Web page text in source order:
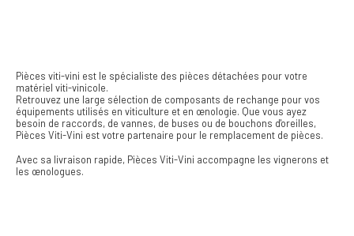
Pièces viti-vini est le spécialiste des pièces détachées pour votre
matériel viti-vinicole.
Retrouvez une large sélection de composants de rechange pour vos
équipements utilisés en viticulture et en œnologie. Que vous ayez
besoin de raccords, de vannes, de buses ou de bouchons d'oreilles,
Pièces Viti-Vini est votre partenaire pour le remplacement de pièces.
Avec sa livraison rapide, Pièces Viti-Vini accompagne les vignerons et
les œnologues.